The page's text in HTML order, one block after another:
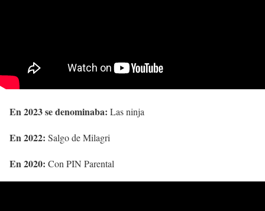
En 2023 se denominaba: Las ninja
En 2022: Salgo de Milagri
En 2020: Con PIN Parental